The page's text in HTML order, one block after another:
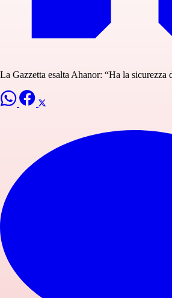
La Gazzetta esalta Ahanor: “Ha la sicurezza